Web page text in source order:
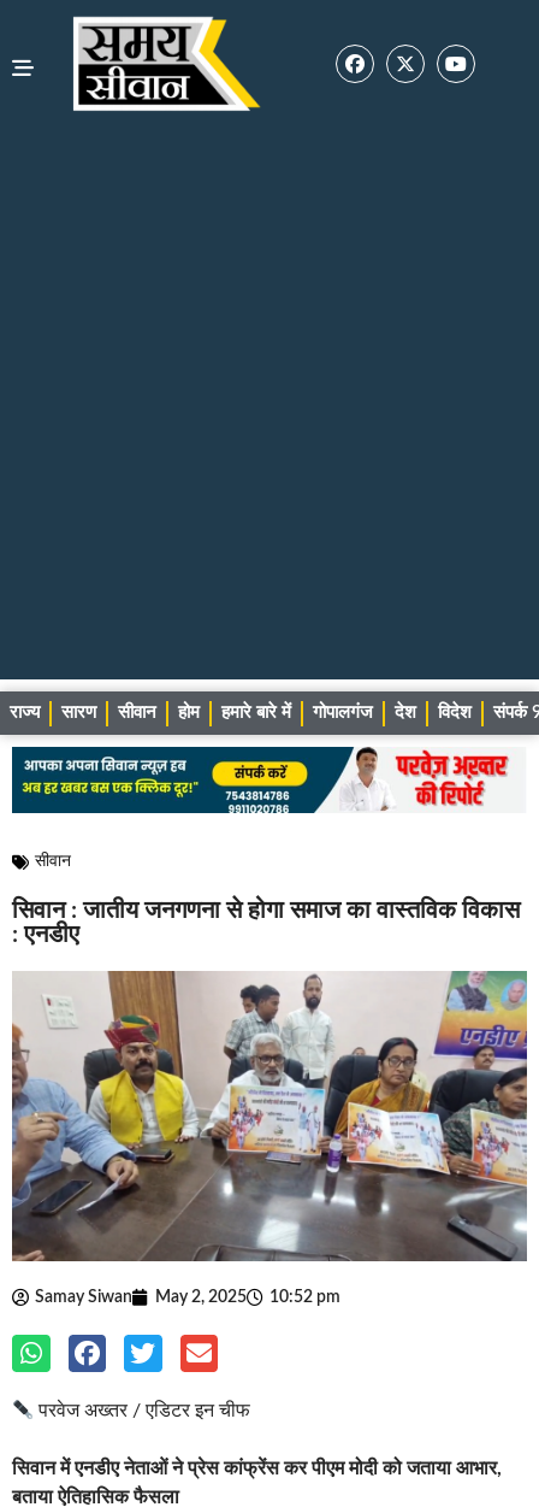
राज्य सारण सीवान होम हमारे बारे में गोपालगंज देश विदेश संपर्क
सीवान
सिवान : जातीय जनगणना से होगा समाज का वास्तविक विकास
: एनडीए
Samay Siwan May 2, 2025 10:52 pm
परवेज अख्तर / एडिटर इन चीफ
सिवान में एनडीए नेताओं ने प्रेस कांफ्रेंस कर पीएम मोदी को जताया आभार,
बताया ऐतिहासिक फैसला